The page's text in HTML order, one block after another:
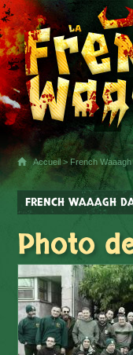
Accueil> French
FRENCH WAAAGH
Photo